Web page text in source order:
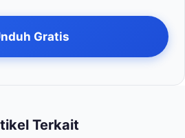
Gratis
Terkait